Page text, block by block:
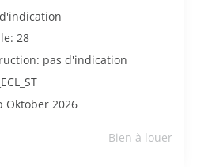
28
pas d'indication
Oktober 2026
Bien à louer